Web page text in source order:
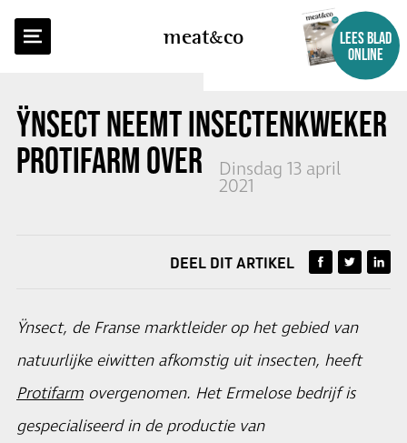
meatco
LEES BLAD
ONLINE
ŸNSECT NEEMT INSECTENKWEKER
PROTIFARM OVER
Dinsdag 13 april
2021
TERUG NAAR OVERZICHT
DEEL DIT ARTIKEL
Ÿnsect, de Franse marktleider op het gebied van
natuurlijke eiwitten afkomstig uit insecten, heeft
Protifarm overgenomen. Het Ermelose bedrijf is
gespecialiseerd in de productie van